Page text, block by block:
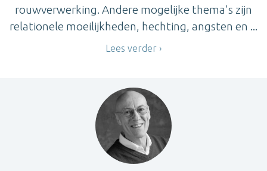
rouwverwerking. Andere mogelijke thema's zijn
relationele moeilijkheden, hechting, angsten en ...
Lees verder